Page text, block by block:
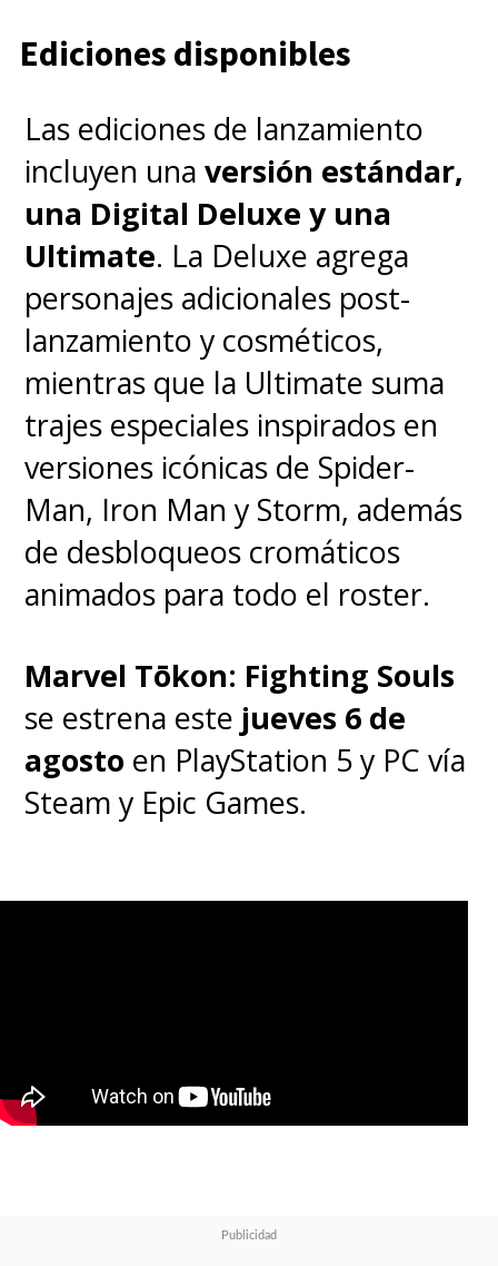
Ediciones disponibles
Las ediciones de lanzamiento
incluyen unaversión estándar,
una Digital Deluxe y una
Ultimate. La Deluxe agrega
personajes adicionales post-
lanzamiento y cosméticos,
mientras que la Ultimate suma
trajes especiales inspirados en
versiones icónicas de Spider-
Man, Iron Man y Storm, además
de desbloqueos cromáticos
animados para todo el roster.
Marvel Tōkon: Fighting Souls
se estrena este jueves 6 de
agosto en PlayStation 5 y PC vía
Steam y Epic Games.